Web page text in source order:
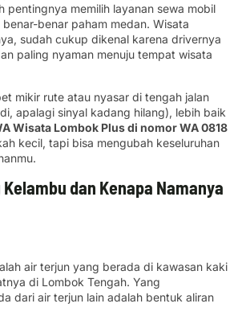
pentingnya memilih layanan sewa mobil
benar paham medan. Wisata
sudah cukup dikenal karena drivernya
paling nyaman menuju tempat wisata
mikir rute atau nyasar di tengah jalan
apalagi sinyal kadang hilang), lebih baik
Wisata Lombok Plus di nomor WA 0818
kecil, tapi bisa mengubah keseluruhan
dan Kenapa Namanya
air terjun yang berada di kawasan kaki
di Lombok Tengah. Yang
dari air terjun lain adalah bentuk aliran